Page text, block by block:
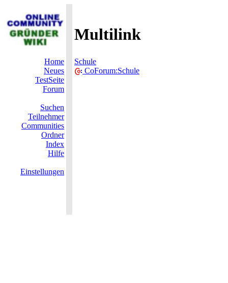
Multilink
Home
Neues
TestSeite
Forum
Suchen
Teilnehmer
Communities
Ordner
Index
Hilfe
Einstellungen
Schule
CoForum:Schule